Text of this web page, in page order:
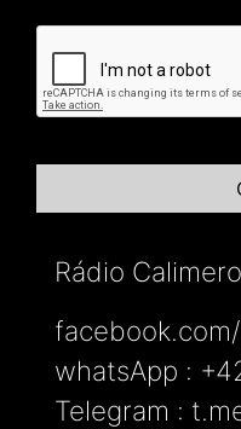
Rádio
whatsApp :
Telegram :